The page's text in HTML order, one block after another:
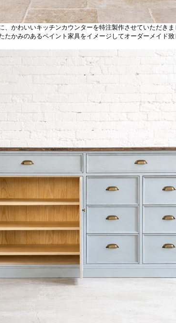
、かわいいキッチンカウンターを特注製作させていただきま
たかみのあるペイント家具をイメージしてオーダーメイド致